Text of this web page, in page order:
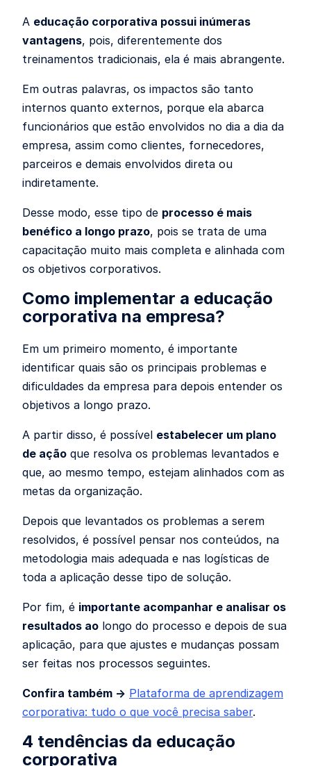
A educação corporativa possui inúmeras
vantagens, pois, diferentemente dos
treinamentos tradicionais, ela é mais abrangente.
Em outras palavras, os impactos são tanto
internos quanto externos, porque ela abarca
funcionários que estão envolvidos no dia a dia da
empresa, assim como clientes, fornecedores,
parceiros e demais envolvidos direta ou
indiretamente.
Desse modo, esse tipo de processo é mais
benéfico a longo prazo, pois se trata de uma
capacitação muito mais completa e alinhada com
os objetivos corporativos.
Como implementar a educação
corporativa na empresa?
Em um primeiro momento, é importante
identificar quais são os principais problemas e
dificuldades da empresa para depois entender os
objetivos a longo prazo.
A partir disso, é possível estabelecer um plano
de ação que resolva os problemas levantados e
que, ao mesmo tempo, estejam alinhados com as
metas da organização.
Depois que levantados os problemas a serem
resolvidos, é possível pensar nos conteúdos, na
metodologia mais adequada e nas logísticas de
toda a aplicação desse tipo de solução.
Por fim, é importante acompanhar e analisar os
resultados ao longo do processo e depois de sua
aplicação, para que ajustes e mudanças possam
ser feitas nos processos seguintes.
Confira também → Plataforma de aprendizagem
corporativa: tudo o que você precisa saber.
4 tendências da educação
corporativa